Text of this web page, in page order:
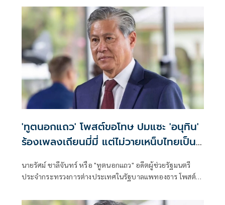
'ทูตนอกแถว' โพสต์ขอโทษ ปมแซะ 'อนุทิน'
ร้องเพลงเถียนมี่มี่ แต่ไม่วายเหน็บไทยเป็น
มณฑลหนึ่งของใคร
นายรัศม์ ชาลีจันทร์ หรือ "ทูตนอกแถว" อดีตผู้ช่วยรัฐมนตรี
ประจำกระทรวงการต่างประเทศในรัฐบาลแพทองธาร โพสต์
ร้องเพลงเถียนมี่มี่ในงานเลี้ยงกับนายกจีนทำให้สัมพันธ์ไทย-จีน